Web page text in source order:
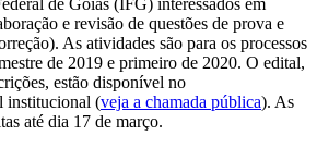
de Goiás (IFG) interessados em
e revisão de questões de prova e
As atividades são para os processos
de 2019 e primeiro de 2020. O edital,
estão disponível no
institucional (veja a chamada pública). As
até dia 17 de março.